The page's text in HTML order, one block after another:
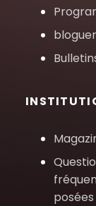
bloguer
posées